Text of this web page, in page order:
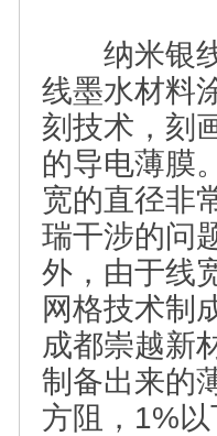
纳米银线
线墨水材料
刻技术，刻
的导电薄膜
宽的直径非
瑞干涉的问
外，由于线
网格技术制
成都崇越新
制备出来的
方阻，1%